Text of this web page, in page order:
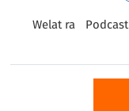
Welat ra Podcast